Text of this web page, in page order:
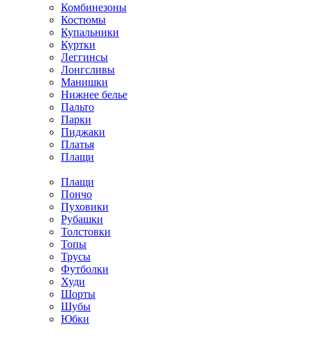
Комбинезоны
Костюмы
Купальники
Куртки
Леггинсы
Лонгсливы
Манишки
Нижнее белье
Пальто
Парки
Пиджаки
Платья
Плащи
Плащи
Пончо
Пуховики
Рубашки
Толстовки
Топы
Трусы
Футболки
Худи
Шорты
Шубы
Юбки